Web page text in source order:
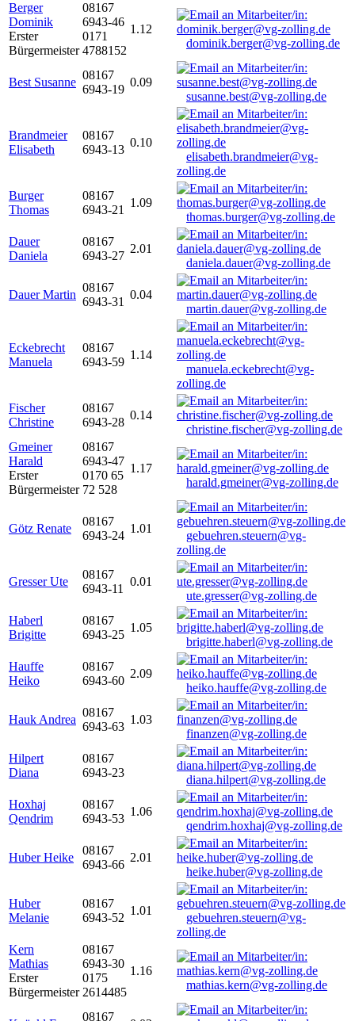
Berger
Dominik
Erster
Bürgermeister
08167
6943-46
0171
4788152
1.12
dominik.berger@vg-zolling.de
Best Susanne
08167
6943-19
0.09
susanne.best@vg-zolling.de
Brandmeier
Elisabeth
08167
6943-13
0.10
elisabeth.brandmeier@vg-
zolling.de
Burger
Thomas
08167
6943-21
1.09
thomas.burger@vg-zolling.de
Dauer
Daniela
08167
6943-27
2.01
daniela.dauer@vg-zolling.de
Dauer Martin
08167
6943-31
0.04
martin.dauer@vg-zolling.de
Eckebrecht
Manuela
08167
6943-59
1.14
manuela.eckebrecht@vg-
zolling.de
Fischer
Christine
08167
6943-28
0.14
christine.fischer@vg-zolling.de
Gmeiner
Harald
Erster
Bürgermeister
08167
6943-47
0170 65
72 528
1.17
harald.gmeiner@vg-zolling.de
Götz Renate
08167
6943-24
1.01
gebuehren.steuern@vg-
zolling.de
Gresser Ute
08167
6943-11
0.01
ute.gresser@vg-zolling.de
Haberl
Brigitte
08167
6943-25
1.05
brigitte.haberl@vg-zolling.de
Hauffe
Heiko
08167
6943-60
2.09
heiko.hauffe@vg-zolling.de
Hauk Andrea
08167
6943-63
1.03
finanzen@vg-zolling.de
Hilpert
Diana
08167
6943-23
diana.hilpert@vg-zolling.de
Hoxhaj
Qendrim
08167
6943-53
1.06
qendrim.hoxhaj@vg-zolling.de
Huber Heike
08167
6943-66
2.01
heike.huber@vg-zolling.de
Huber
Melanie
08167
6943-52
1.01
gebuehren.steuern@vg-
zolling.de
Kern
Mathias
Erster
Bürgermeister
08167
6943-30
0175
2614485
1.16
mathias.kern@vg-zolling.de
08167